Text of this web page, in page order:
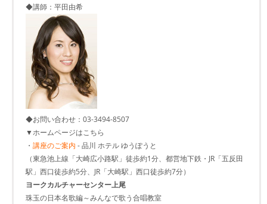
◆講師：平田由希
◆お問い合わせ：03-3494-8507
▼ホームページはこちら
・ 講座のご案内 - 品川 ホテル ゆうぽうと
（東急池上線「大崎広小路駅」徒歩約1分、都営地下鉄・JR「五反田
駅」西口徒歩約5分、JR「大崎駅」西口徒歩約7分）
ヨークカルチャーセンター上尾
珠玉の日本名歌編～みんなで歌う合唱教室